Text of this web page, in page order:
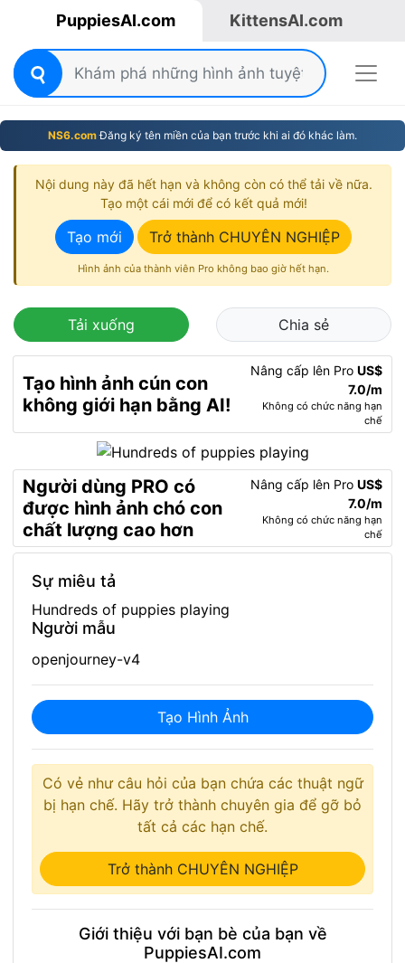
PuppiesAI.com KittensAI.com
NS6.comĐăng ký tên miền của bạn trước khi ai đó khác làm.
Nội dung này đã hết hạn và không còn có thể tải về nữa.
Tạo một cái mới để có kết quả mới!
Tạo mới Trở thành CHUYÊN NGHIỆP
Hình ảnh của thành viên Pro không bao giờ hết hạn.
Tải xuống Chia sẻ
Tạo hình ảnh cún con
không giới hạn bằng AI!
Nâng cấp lên Pro US$
7.0/m
Không có chức năng hạn
chế
Người dùng PRO có
được hình ảnh chó con
chất lượng cao hơn
Nâng cấp lên Pro US$
7.0/m
Không có chức năng hạn
chế
Sự miêu tả
Hundreds of puppies playing
Người mẫu
openjourney-v4
Tạo Hình Ảnh
Có vẻ như câu hỏi của bạn chứa các thuật ngữ
bị hạn chế. Hãy trở thành chuyên gia để gỡ bỏ
tất cả các hạn chế.
Trở thành CHUYÊN NGHIỆP
Giới thiệu với bạn bè của bạn về
PuppiesAI.com